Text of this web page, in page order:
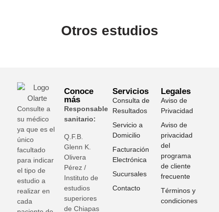
Otros estudios
Consulte a
su médico
ya que es el
único
facultado
para indicar
el tipo de
estudio a
realizar en
cada
Conoce
más
Responsable
sanitario:
Q.F.B.
Glenn K
Olivera
Pérez /
Instituto de
estudios
superiores
de Chiapas
Servicios
Consulta de
Resultados
Servicio a
Domicilio
Facturación
Electrónica
Sucursales
Contacto
Legales
Aviso de
Privacidad
Aviso de
privacidad
del
programa
de cliente
frecuente
Términos y
condiciones